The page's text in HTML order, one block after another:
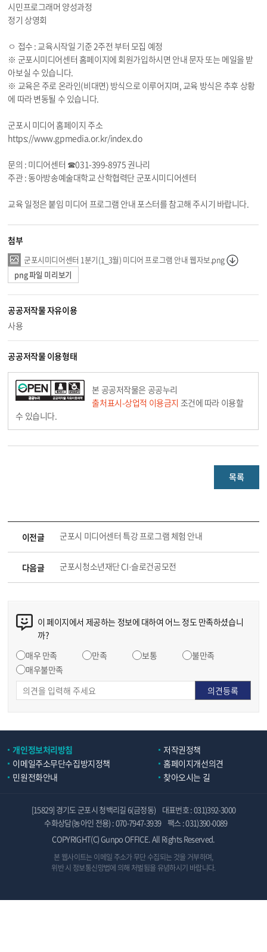
시민프로그래머 양성과정
정기 상영회
ㅇ 접수 : 교육시작일 기준 2주전 부터 모집 예정
※ 군포시미디어센터 홈페이지에 회원가입하시면 안내 문자 또는 메일을 받
아보실 수 있습니다.
※ 교육은 주로 온라인(비대면) 방식으로 이루어지며, 교육 방식은 추후 상황
에 따라 변동될 수 있습니다.
군포시 미디어 홈페이지 주소
https://www.gpmedia.or.kr/index.do
문의 : 미디어센터 ☎031-399-8975 권나리
주관 : 동아방송예술대학교 산학협력단 군포시미디어센터
교육 일정은 붙임 미디어 프로그램 안내 포스터를 참고해 주시기 바랍니다.
첨부
군포시미디어센터 1분기(1_3월) 미디어 프로그램 안내 웹자보.png
png 파일 미리보기
공공저작물 자유이용
사용
공공저작물 이용형태
본 공공저작물은 공공누리
출처표시-상업적 이용금지 조건에 따라 이용할
수 있습니다.
목록
이전글 군포시 미디어센터 특강 프로그램 체험 안내
다음글 군포시청소년재단 CI·슬로건공모전
이 페이지에서 제공하는 정보에 대하여 어느 정도 만족하셨습니
까?
매우 만족
만족 보통
불만족
매우불만족
개인정보처리방침
저작권정책
이메일주소무단수집방지정책
홈페이지개선의견
민원전화안내
찾아오시는 길
[15829] 경기도 군포시 청백리길 6(금정동)
대표번호 : 031)392-3000
수화상담(농아인 전용) : 070-7947-3939 팩스 : 031)390-0089
COPYRIGHT(C) Gunpo OFFICE. All Rights Reserved.
본 웹사이트는 이메일 주소가 무단 수집되는 것을 거부하며,
위반 시 정보통신망법에 의해 처벌됨을 유념하시기 바랍니다.